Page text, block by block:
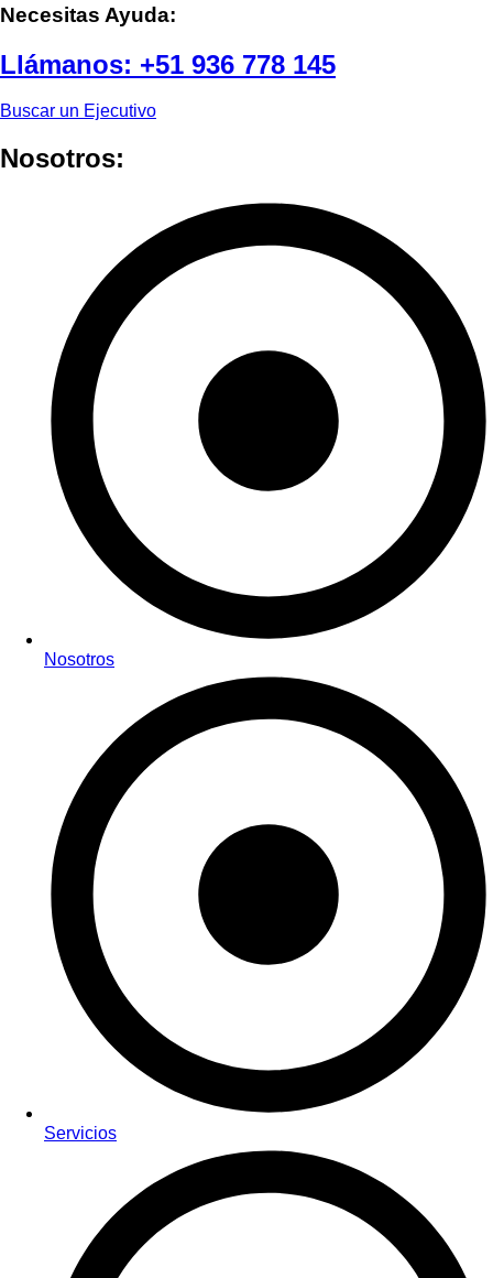
Necesitas Ayuda:
Llámanos: +51 936 778 145
Buscar un Ejecutivo
Nosotros:
Nosotros
Servicios